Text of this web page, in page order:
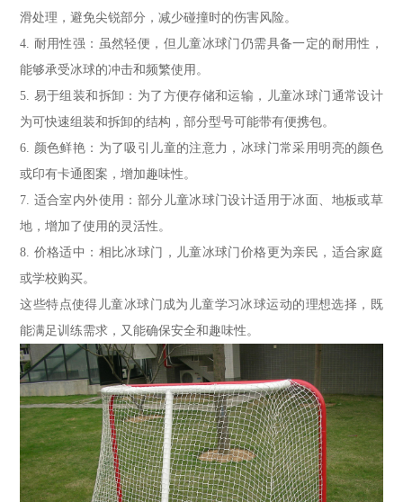
滑处理，避免尖锐部分，减少碰撞时的伤害风险。
4. 耐用性强：虽然轻便，但儿童冰球门仍需具备一定的耐用性，
能够承受冰球的冲击和频繁使用。
5. 易于组装和拆卸：为了方便存储和运输，儿童冰球门通常设计
为可快速组装和拆卸的结构，部分型号可能带有便携包。
6. 颜色鲜艳：为了吸引儿童的注意力，冰球门常采用明亮的颜色
或印有卡通图案，增加趣味性。
7. 适合室内外使用：部分儿童冰球门设计适用于冰面、地板或草
地，增加了使用的灵活性。
8. 价格适中：相比冰球门，儿童冰球门价格更为亲民，适合家庭
或学校购买。
这些特点使得儿童冰球门成为儿童学习冰球运动的理想选择，既
能满足训练需求，又能确保安全和趣味性。